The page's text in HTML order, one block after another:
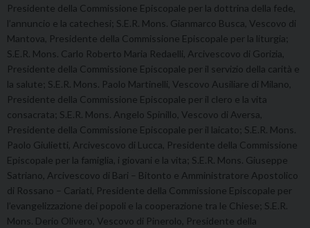
Presidente della Commissione Episcopale per la dottrina della fede,
l’annuncio e la catechesi; S.E.R. Mons. Gianmarco Busca, Vescovo di
Mantova, Presidente della Commissione Episcopale per la liturgia;
S.E.R. Mons. Carlo Roberto Maria Redaelli, Arcivescovo di Gorizia,
Presidente della Commissione Episcopale per il servizio della carità e
la salute; S.E.R. Mons. Paolo Martinelli, Vescovo Ausiliare di Milano,
Presidente della Commissione Episcopale per il clero e la vita
consacrata; S.E.R. Mons. Angelo Spinillo, Vescovo di Aversa,
Presidente della Commissione Episcopale per il laicato; S.E.R. Mons.
Paolo Giulietti, Arcivescovo di Lucca, Presidente della Commissione
Episcopale per la famiglia, i giovani e la vita; S.E.R. Mons. Giuseppe
Satriano, Arcivescovo di Bari – Bitonto e Amministratore Apostolico
di Rossano – Cariati, Presidente della Commissione Episcopale per
l’evangelizzazione dei popoli e la cooperazione tra le Chiese; S.E.R.
Mons. Derio Olivero, Vescovo di Pinerolo, Presidente della